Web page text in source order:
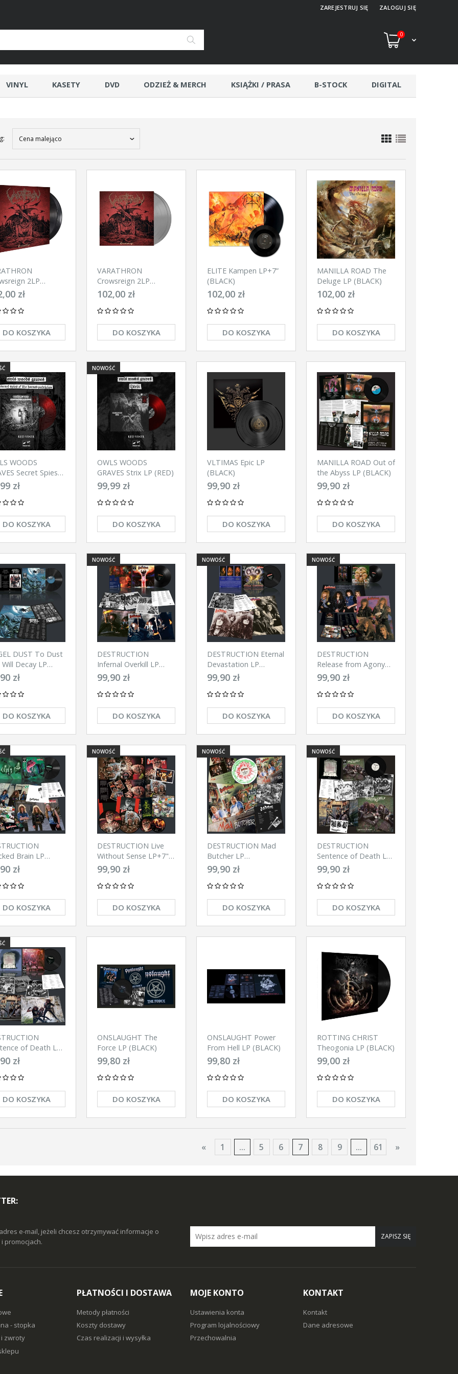
ZAREJESTRUJ SIĘ ZALOGUJ SIĘ
0
VINYL KASETY DVD ODZIEŻ & MERCH KSIĄŻKI / PRASA B-STOCK DIGITAL
Luciferi LP
ABIGOR Apokalypse LP (BLACK)
DO KOSZYKA
NOWOŚĆ
ABIGOR Orkblut - The
Retaliation CD-digipack
DO KOSZYKA
NOWOŚĆ
ABIGOR Verwüstung / Invoke the
Dark Age CD-digipack
DO KOSZYKA
NOWOŚĆ
HORNA Kohti
NOWOŚĆ
Cena malejąco
2LP
zł
DO KOSZYKA
VARATHRON
Crowsreign 2LP
(SILVER)
102,00 zł
DO KOSZYKA
ELITE Kampen LP+7”
(BLACK)
102,00 zł
DO KOSZYKA
MANILLA ROAD The
Deluge LP (BLACK)
102,00 zł
DO KOSZYKA
WOODS
Secret Spies
Horned
LP (RED)
zł
DO KOSZYKA
OWLS WOODS
GRAVES Strix LP (RED)
99,99 zł
DO KOSZYKA
NOWOŚĆ
VLTIMAS Epic LP
(BLACK)
99,90 zł
DO KOSZYKA
MANILLA ROAD Out of
the Abyss LP (BLACK)
99,90 zł
DO KOSZYKA
DUST To Dust
Will Decay LP
zł
DO KOSZYKA
DESTRUCTION
Infernal Overkill LP
(BLACK)
99,90 zł
DO KOSZYKA
NOWOŚĆ
DESTRUCTION Eternal
Devastation LP
(BLACK)
99,90 zł
DO KOSZYKA
NOWOŚĆ
DESTRUCTION
Release from Agony
LP (BLACK)
99,90 zł
DO KOSZYKA
NOWOŚĆ
Brain LP
zł
DO KOSZYKA
DESTRUCTION Live
Without Sense LP+7"
(PICTURE)
99,90 zł
DO KOSZYKA
NOWOŚĆ
DESTRUCTION Mad
Butcher LP
(SPLATTER)
99,90 zł
DO KOSZYKA
NOWOŚĆ
DESTRUCTION
Sentence of Death LP
- US COVER (BLACK)
99,90 zł
DO KOSZYKA
NOWOŚĆ
of Death LP
COVER
zł
DO KOSZYKA
ONSLAUGHT The
Force LP (BLACK)
99,80 zł
DO KOSZYKA
ONSLAUGHT Power
From Hell LP (BLACK)
99,80 zł
DO KOSZYKA
ROTTING CHRIST
Theogonia LP (BLACK)
99,00 zł
DO KOSZYKA
« 1 ... 5 6 7 8 9 ... 61 »
e-mail, jeżeli chcesz otrzymywać informacje o
promocjach.
ZAPISZ SIĘ
- stopka
zwroty
PŁATNOŚCI I DOSTAWA
Metody płatności
Koszty dostawy
Czas realizacji i wysyłka
MOJE KONTO
Ustawienia konta
Program lojalnościowy
Przechowalnia
KONTAKT
Kontakt
Dane adresowe